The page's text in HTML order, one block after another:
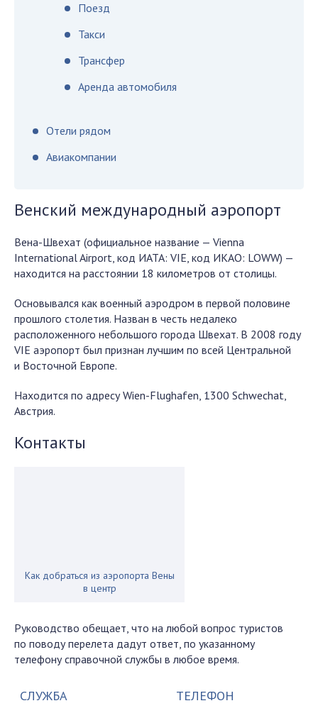
Поезд
Такси
Трансфер
Аренда автомобиля
Отели рядом
Авиакомпании
Венский международный аэропорт
Вена-Швехат (официальное название — Vienna
International Airport, код ИАТА: VIE, код ИКАО: LOWW) —
находится на расстоянии 18 километров от столицы.
Основывался как военный аэродром в первой половине
прошлого столетия. Назван в честь недалеко
расположенного небольшого города Швехат. В 2008 году
VIE аэропорт был признан лучшим по всей Центральной
и Восточной Европе.
Находится по адресу Wien-Flughafen, 1300 Schwechat,
Австрия.
Контакты
Как добраться из аэропорта Вены
в центр
Руководство обещает, что на любой вопрос туристов
по поводу перелета дадут ответ, по указанному
телефону справочной службы в любое время.
СЛУЖБА ТЕЛЕФОН